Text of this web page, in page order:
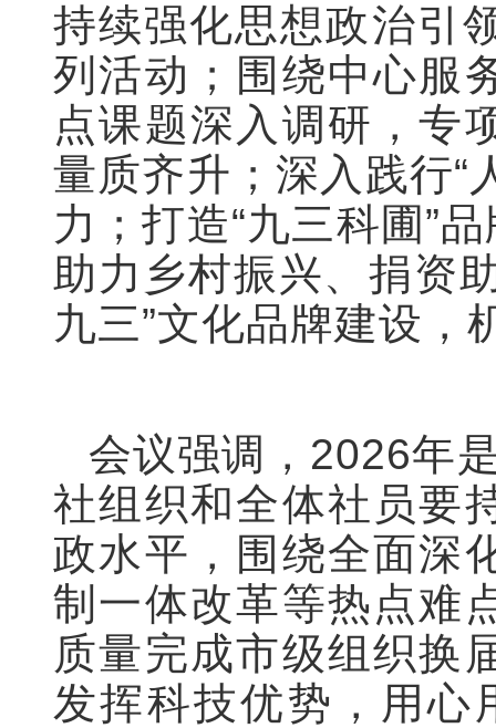
持续强化思想政治引
列活动；围绕中心服
点课题深入调研，专
量质齐升；深入践行“
力；打造“九三科圃”
助力乡村振兴、捐资
九三”文化品牌建设，
会议强调，2026年
社组织和全体社员要
政水平，围绕全面深
制一体改革等热点难
质量完成市级组织换
发挥科技优势，用心